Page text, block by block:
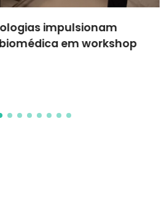
impulsionam
em workshop